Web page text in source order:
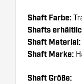
Shaft Farbe:
Shafts
Shaft Material:
Shaft Marke:
Shaft Größe: